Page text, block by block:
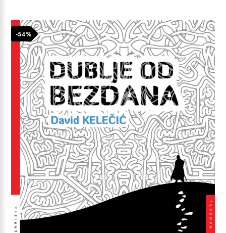
do
6,99 €
-54%